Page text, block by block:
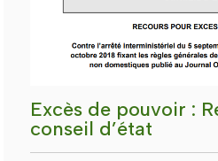
Excès de pouvoir :
conseil d’état